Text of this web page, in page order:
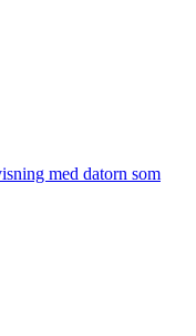
med datorn som